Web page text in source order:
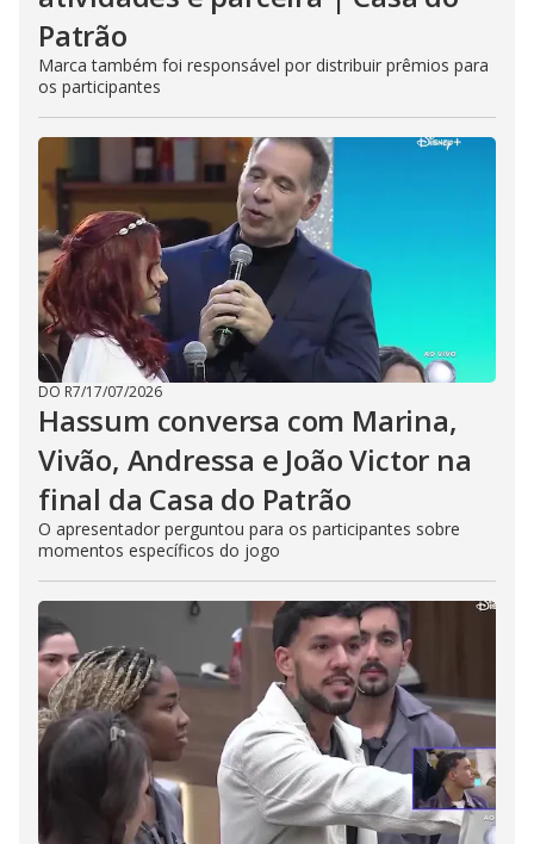
Patrão
Marca também foi responsável por distribuir prêmios para
os participantes
DO R7/17/07/2026
Hassum conversa com Marina,
Vivão, Andressa e João Victor na
final da Casa do Patrão
O apresentador perguntou para os participantes sobre
momentos específicos do jogo